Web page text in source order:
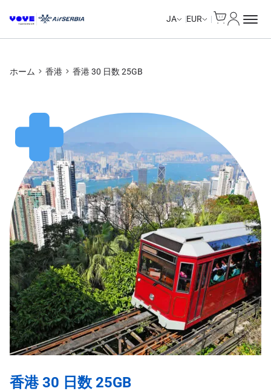
JA EUR
ホーム 香港 香港 30 日数 25GB
香港 30 日数 25GB